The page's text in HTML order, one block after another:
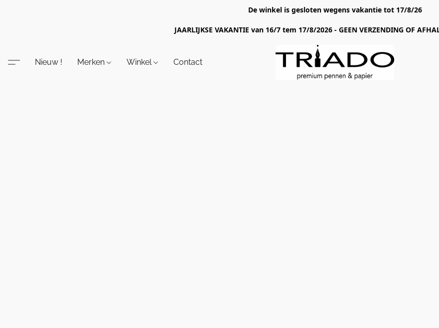
De winkel is gesloten wegens vakantie tot 17/8/26
JAARLIJKSE VAKANTIE van 16/7 tem 17/8/2026 - GEEN VERZENDING OF
Nieuw ! Merken Winkel Contact